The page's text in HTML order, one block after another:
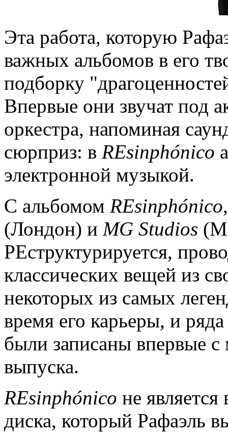
Эта работа, которую
важных альбомов в его
подборку
Впервые они звучат под
оркестра, напоминая
сюрприз: в REsinphónico
электронной музыкой.
С альбомом REsinphónico
(Лондон) и MG Studios
РЕструктурируется,
классических вещей из
некоторых из самых
время его карьеры, и
были записаны впервые с
выпуска.
REsinphónico не
диска, который Рафаэль